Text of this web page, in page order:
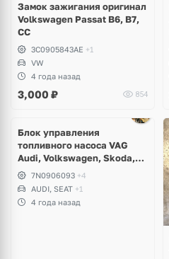
Замок зажигания оригинал
Volkswagen Passat B6, B7,
CC
3C0905843AE +1
VW
4 года назад
3,000 ₽ 854
Блок управления
топливного насоса VAG
Audi, Volkswagen, Skoda,
Seat7N0906093 +4
AUDI, SEAT +1
4 года назад